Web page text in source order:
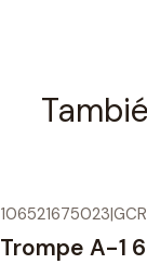
106521675023|GCR
Trompe A-1